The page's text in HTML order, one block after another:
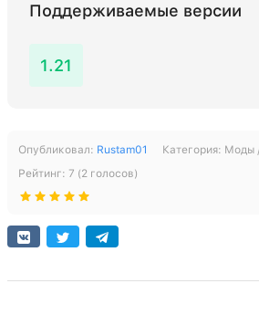
Поддерживаемые версии
1.21
Опубликовал: Rustam01 Категория: Моды
Рейтинг: 7 (2 голосов)